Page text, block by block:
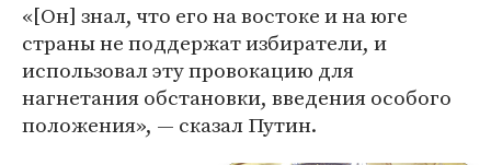
«[Он] знал, что его на востоке и на юге
страны не поддержат избиратели, и
использовал эту провокацию для
нагнетания обстановки, введения особого
положения», — сказал Путин.